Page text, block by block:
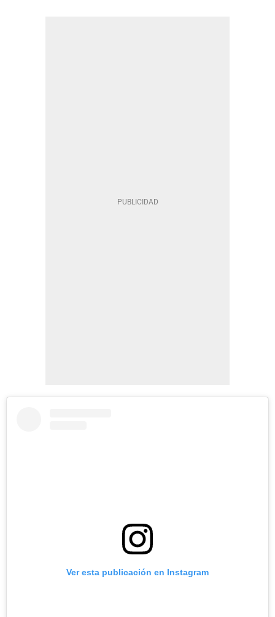
Ver esta publicación en Instagram